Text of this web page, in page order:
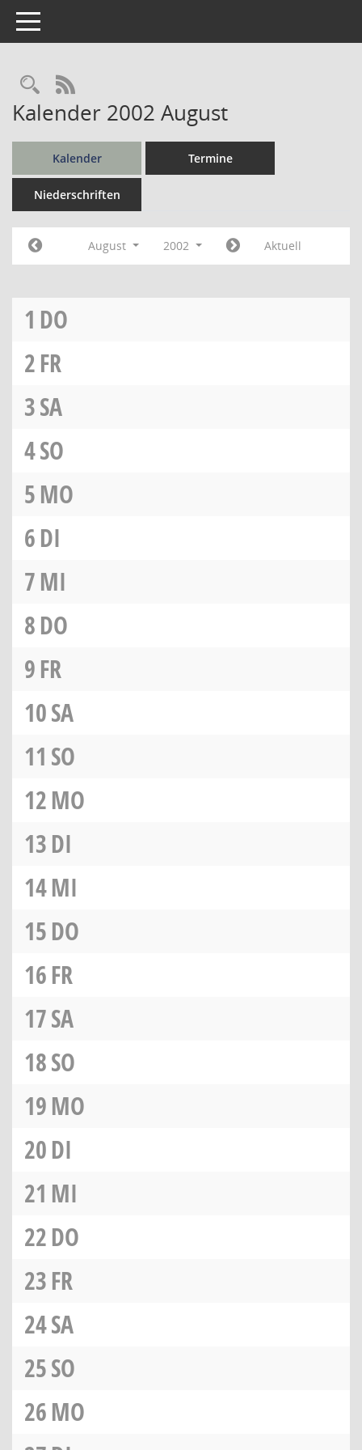
Toggle navigation
Rechercheauswahl
RSS-Feed
Kalender 2002 August
Kalender Termine
Niederschriften
August 2002 Aktuell
1 DO
2FR
3SA
4SO
5MO
6DI
7MI
8DO
9FR
10SA
11 SO
12MO
13DI
14MI
15DO
16FR
17SA
18SO
19MO
20DI
21 MI
22DO
23FR
24SA
25SO
26MO